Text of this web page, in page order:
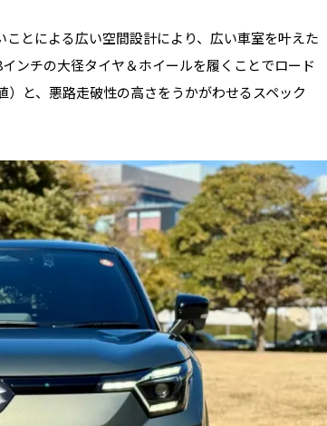
とによる広い空間設計により、広い車室を叶えた
ンチの大径タイヤ＆ホイールを履くことでロード
と、悪路走破性の高さをうかがわせるスペック